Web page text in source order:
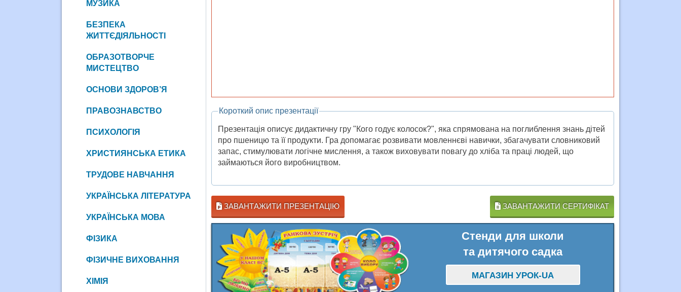
Короткий опис презентації
Презентація описує дидактичну гру "Кого годує колосок?", яка спрямована на поглиблення знань дітей
про пшеницю та її продукти. Гра допомагає розвивати мовленнєві навички, збагачувати словниковий
запас, стимулювати логічне мислення, а також виховувати повагу до хліба та праці людей, що
займаються його виробництвом.
ЗАВАНТАЖИТИ ПРЕЗЕНТАЦІЮ ЗАВАНТАЖИТИ СЕРТИФІКАТ
Стенди для школи
та дитячого садка
МАГАЗИН УРОК-UA
МУЗИКА
БЕЗПЕКА
ЖИТТЄДІЯЛЬНОСТІ
ОБРАЗОТВОРЧЕ
МИСТЕЦТВО
ОСНОВИ ЗДОРОВ’Я
ПРАВОЗНАВСТВО
ПСИХОЛОГІЯ
ХРИСТИЯНСЬКА ЕТИКА
ТРУДОВЕ НАВЧАННЯ
УКРАЇНСЬКА ЛІТЕРАТУРА
УКРАЇНСЬКА МОВА
ФІЗИКА
ФІЗИЧНЕ ВИХОВАННЯ
ХІМІЯ